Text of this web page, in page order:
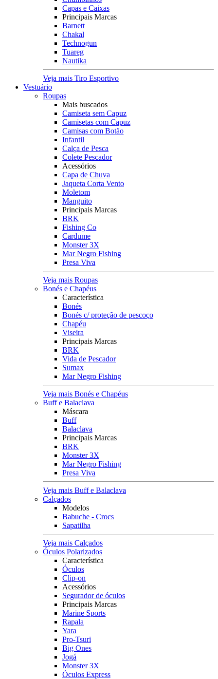
Capas e Caixas
Principais Marcas
Barnett
Chakal
Technogun
Tuareg
Nautika
Veja mais Tiro Esportivo
Vestuário
Roupas
Mais buscados
Camiseta sem Capuz
Camisetas com Capuz
Camisas com Botão
Infantil
Calça de Pesca
Colete Pescador
Acessórios
Capa de Chuva
Jaqueta Corta Vento
Moletom
Manguito
Principais Marcas
BRK
Fishing Co
Cardume
Monster 3X
Mar Negro Fishing
Presa Viva
Veja mais Roupas
Bonés e Chapéus
Característica
Bonés
Bonés c/ proteção de pescoço
Chapéu
Viseira
Principais Marcas
BRK
Vida de Pescador
Sumax
Mar Negro Fishing
Veja mais Bonés e Chapéus
Buff e Balaclava
Máscara
Buff
Balaclava
Principais Marcas
BRK
Monster 3X
Mar Negro Fishing
Presa Viva
Veja mais Buff e Balaclava
Calçados
Modelos
Babuche - Crocs
Sapatilha
Veja mais Calçados
Óculos Polarizados
Característica
Óculos
Clip-on
Acessórios
Segurador de óculos
Principais Marcas
Marine Sports
Rapala
Yara
Pro-Tsuri
Big Ones
Jogá
Monster 3X
Óculos Express